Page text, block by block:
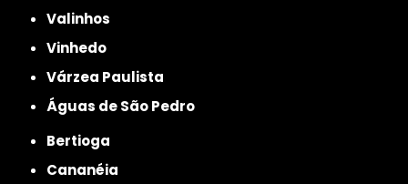
Valinhos
Vinhedo
Várzea Paulista
Águas de São Pedro
Bertioga
Cananéia